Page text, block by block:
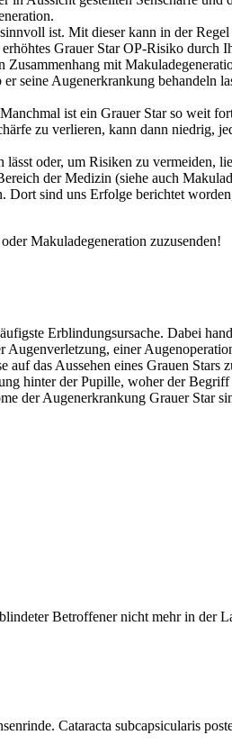
ist. Mit dieser kann in der
Grauer Star OP-Risiko durch
mit
seine Augenerkrankung behandeln
ist ein Grauer Star so weit
zu verlieren, kann dann niedrig,
oder, um Risiken zu vermeiden,
der Medizin (siehe auch
sind uns Erfolge berichtet
Makuladegeneration zuzusenden!
Erblindungsursache. Dabei
einer
das Aussehen eines Grauen Stars
hinter der Pupille, woher der
der Augenerkrankung Grauer Star
Betroffener nicht mehr in der
Cataracta subcapsicularis